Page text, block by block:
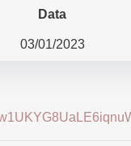
Data
03/01/2023